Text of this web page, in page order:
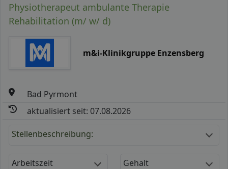
Physiotherapeut ambulante Therapie
Rehabilitation (m/ w/ d)
m&i-Klinikgruppe Enzensberg
Bad Pyrmont
aktualisiert seit: 07.08.2026
Stellenbeschreibung:
Arbeitszeit Gehalt